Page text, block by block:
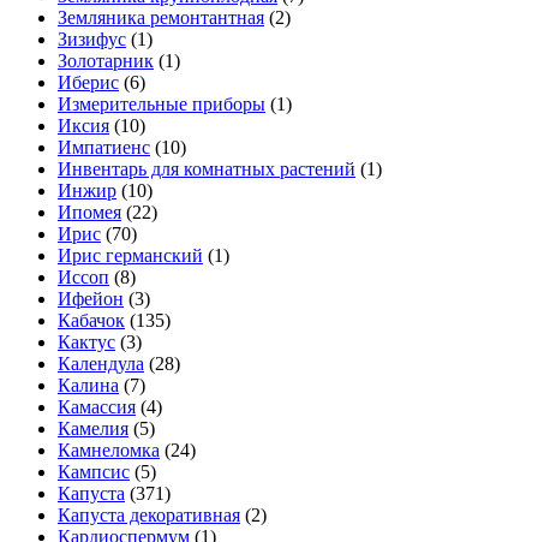
Земляника ремонтантная (2)
Зизифус (1)
Золотарник (1)
Иберис (6)
Измерительные приборы (1)
Иксия (10)
Импатиенс (10)
Инвентарь для комнатных растений (1)
Инжир (10)
Ипомея (22)
Ирис (70)
Ирис германский (1)
Иссоп (8)
Ифейон (3)
Кабачок (135)
Кактус (3)
Календула (28)
Калина (7)
Камассия (4)
Камелия (5)
Камнеломка (24)
Кампсис (5)
Капуста (371)
Капуста декоративная (2)
Кардиоспермум (1)